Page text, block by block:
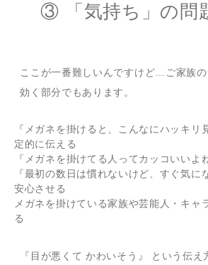
③ 「気持ち」の問
ここが一番難しいんですけど…ご家族の
効く部分でもあります。
『メガネを掛けると、こんなにハッキリ
定的に伝える
『メガネを掛けてる人ってカッコいいよ
『最初の数日は慣れないけど、すぐ気に
安心させる
メガネを掛けている家族や芸能人・キャ
る
『目が悪くて かわいそう』 という伝え